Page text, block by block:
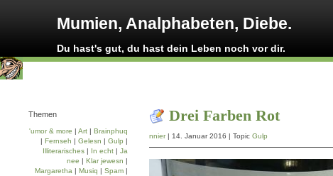
Mumien, Analphabeten, Diebe.
Du hast's gut, du hast dein Leben noch vor dir.
Drei Farben Rot
nnier| 14. Januar 2016 | Topic Gulp
Themen
'umor & more | Art | Brainphuq
| Fernseh | Gelesn | Gulp |
Illiterarisches | In echt | Ja
nee | Klar jewesn |
Margaretha | Musiq | Spam |